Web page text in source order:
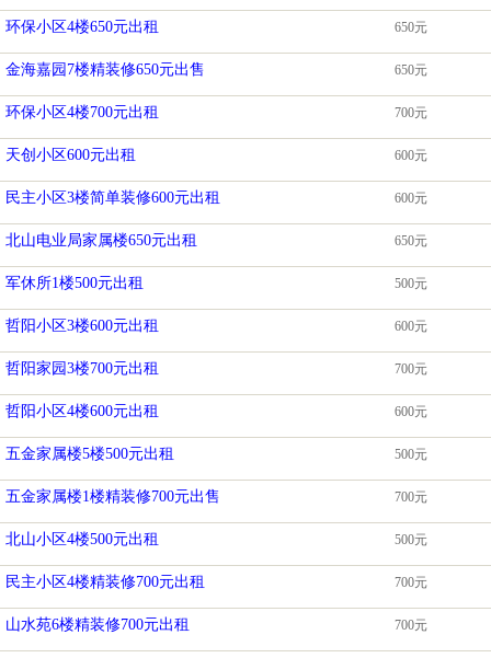
环保小区4楼650元出租 650元
金海嘉园7楼精装修650元出售 650元
环保小区4楼700元出租 700元
天创小区600元出租 600元
民主小区3楼简单装修600元出租 600元
北山电业局家属楼650元出租 650元
军休所1楼500元出租 500元
哲阳小区3楼600元出租 600元
哲阳家园3楼700元出租 700元
哲阳小区4楼600元出租 600元
五金家属楼5楼500元出租 500元
五金家属楼1楼精装修700元出售 700元
北山小区4楼500元出租 500元
民主小区4楼精装修700元出租 700元
山水苑6楼精装修700元出租 700元